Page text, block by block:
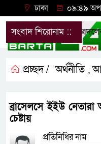
ঢাকা ০৯:৪৯
সংবাদ শিরোনাম ::
নোয়াখালীতে ছাত্রদলের
প্রচ্ছদ / অর্থনীতি ,
ব্রাসেলসে ইইউ
চেষ্টায়
প্রতিনিধির নাম